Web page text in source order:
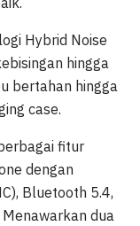
Hybrid Noise
hingga
bertahan hingga
case.
fitur
dengan
Bluetooth 5.4,
dua